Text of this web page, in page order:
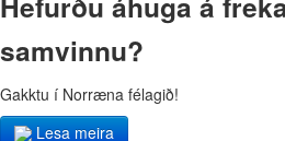
samvinnu?
Gakktu í Norræna félagið!
Lesa meira